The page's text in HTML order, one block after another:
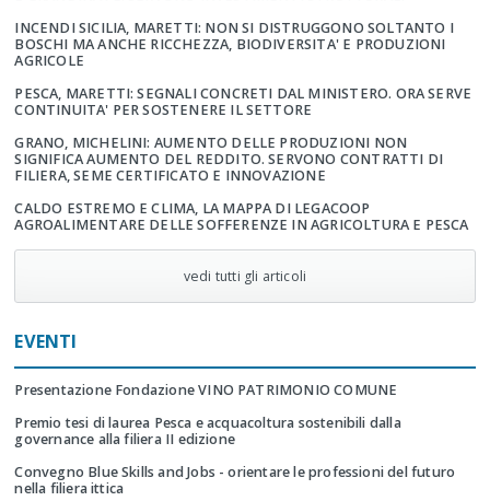
INCENDI SICILIA, MARETTI: NON SI DISTRUGGONO SOLTANTO I
BOSCHI MA ANCHE RICCHEZZA, BIODIVERSITA' E PRODUZIONI
AGRICOLE
PESCA, MARETTI: SEGNALI CONCRETI DAL MINISTERO. ORA SERVE
CONTINUITA' PER SOSTENERE IL SETTORE
GRANO, MICHELINI: AUMENTO DELLE PRODUZIONI NON
SIGNIFICA AUMENTO DEL REDDITO. SERVONO CONTRATTI DI
FILIERA, SEME CERTIFICATO E INNOVAZIONE
CALDO ESTREMO E CLIMA, LA MAPPA DI LEGACOOP
AGROALIMENTARE DELLE SOFFERENZE IN AGRICOLTURA E PESCA
vedi tutti gli articoli
EVENTI
Presentazione Fondazione VINO PATRIMONIO COMUNE
Premio tesi di laurea Pesca e acquacoltura sostenibili dalla
governance alla filiera II edizione
Convegno Blue Skills and Jobs - orientare le professioni del futuro
nella filiera ittica